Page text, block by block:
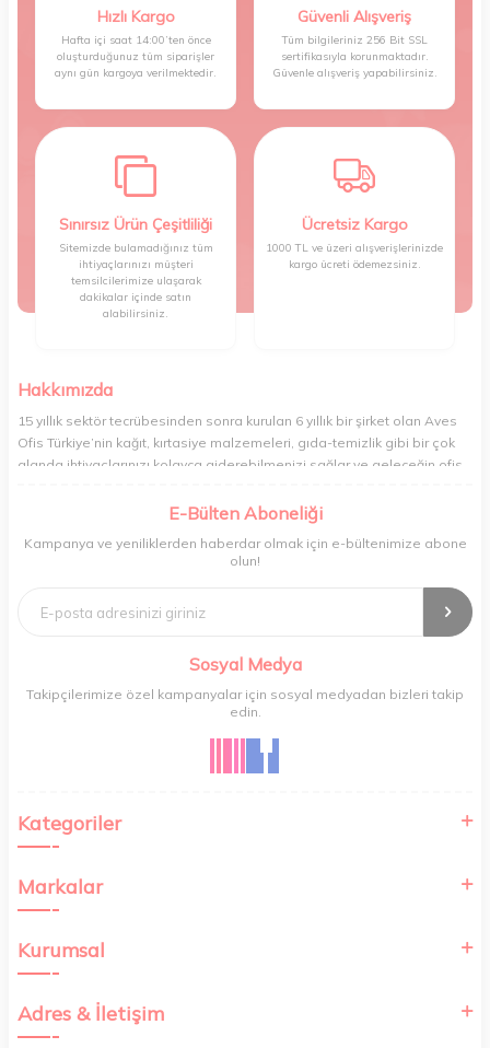
Hızlı Kargo
Hafta içi saat 14:00’ten önce
oluşturduğunuz tüm siparişler
aynı gün kargoya verilmektedir.
Güvenli Alışveriş
Tüm bilgileriniz 256 Bit SSL
sertifikasıyla korunmaktadır.
Güvenle alışveriş yapabilirsiniz.
Sınırsız Ürün Çeşitliliği
Sitemizde bulamadığınız tüm
ihtiyaçlarınızı müşteri
temsilcilerimize ulaşarak
dakikalar içinde satın
alabilirsiniz.
Ücretsiz Kargo
1000 TL ve üzeri alışverişlerinizde
kargo ücreti ödemezsiniz.
Hakkımızda
15 yıllık sektör tecrübesinden sonra kurulan 6 yıllık bir şirket olan Aves
Ofis Türkiye’nin kağıt, kırtasiye malzemeleri, gıda-temizlik gibi bir çok
alanda ihtiyaçlarınızı kolayca giderebilmenizi sağlar ve geleceğin ofis
veya yaşam alanınızın tüm ihtiyaçlarını yüksek kalitedeki ürünleriyle
şirket ve işyeri yönetimini her zamankinden daha profesyonel bir hâle
tedarik edebilmenizi sağlar.
E-Bülten Aboneliği
Kampanya ve yeniliklerden haberdar olmak için e-bültenimize abone
olun!
Sosyal Medya
Takipçilerimize özel kampanyalar için sosyal medyadan bizleri takip
edin.
Kategoriler
Markalar
Kurumsal
Adres & İletişim